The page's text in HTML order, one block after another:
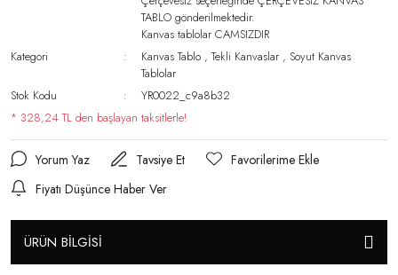
TABLO gönderilmektedir.
Kanvas tablolar CAMSIZDIR
Kategori
Kanvas Tablo ,Tekli Kanvaslar ,Soyut Kanvas
Tablolar
Stok Kodu
YR0022_c9a8b32
* 328,24 TL den başlayan taksitlerle!
Yorum Yaz
Tavsiye Et
Fiyatı Düşünce Haber Ver
ÜRÜN BİLGİSİ